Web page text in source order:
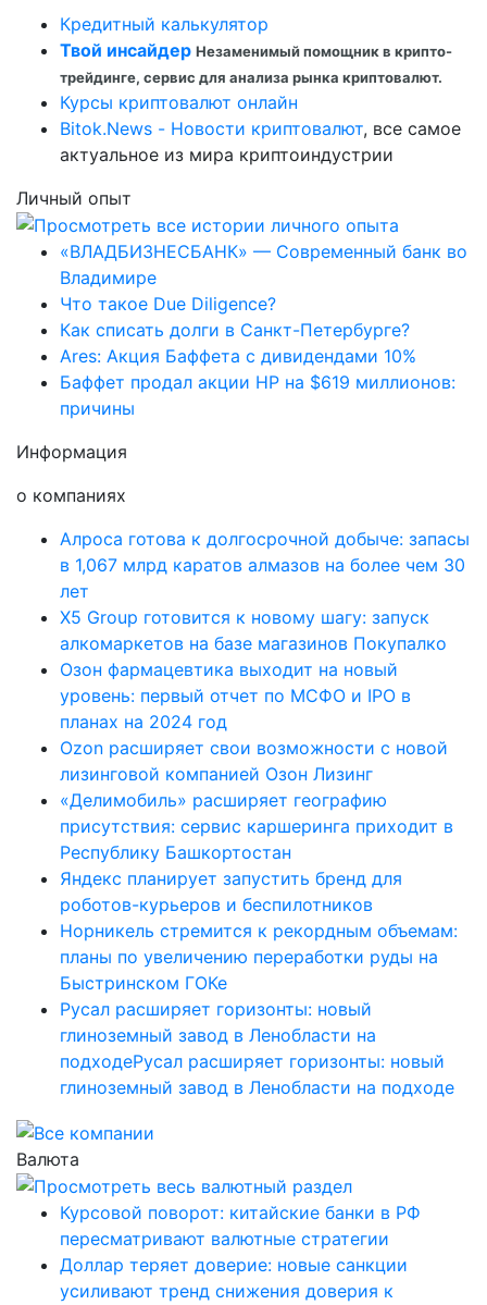
Кредитный калькулятор
Твой инсайдер Незаменимый помощник в крипто-
трейдинге, сервис для анализа рынка криптовалют.
Курсы криптовалют онлайн
Bitok.News - Новости криптовалют, все самое
актуальное из мира криптоиндустрии
Личный опыт
«ВЛАДБИЗНЕСБАНК» — Современный банк во
Владимире
Что такое Due Diligence?
Как списать долги в Санкт-Петербурге?
Ares: Акция Баффета с дивидендами 10%
Баффет продал акции HP на $619 миллионов:
причины
Информация
о компаниях
Алроса готова к долгосрочной добыче: запасы
в 1,067 млрд каратов алмазов на более чем 30
лет
X5 Group готовится к новому шагу: запуск
алкомаркетов на базе магазинов Покупалко
Озон фармацевтика выходит на новый
уровень: первый отчет по МСФО и IPO в
планах на 2024 год
Ozon расширяет свои возможности с новой
лизинговой компанией Озон Лизинг
«Делимобиль» расширяет географию
присутствия: сервис каршеринга приходит в
Республику Башкортостан
Яндекс планирует запустить бренд для
роботов-курьеров и беспилотников
Норникель стремится к рекордным объемам:
планы по увеличению переработки руды на
Быстринском ГОКе
Русал расширяет горизонты: новый
глиноземный завод в Ленобласти на
подходеРусал расширяет горизонты: новый
глиноземный завод в Ленобласти на подходе
Валюта
Курсовой поворот: китайские банки в РФ
пересматривают валютные стратегии
Доллар теряет доверие: новые санкции
усиливают тренд снижения доверия к